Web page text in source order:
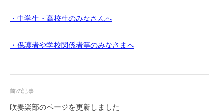
・中学生・高校生のみなさんへ
・保護者や学校関係者等のみなさまへ
Post
navigation
前の記事
吹奏楽部のページを更新しました